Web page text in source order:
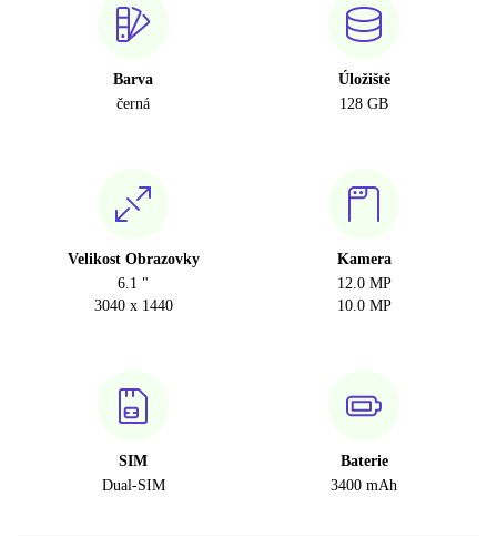
Barva
černá
Úložiště
128 GB
Velikost Obrazovky
6.1 "
3040 x 1440
Kamera
12.0 MP
10.0 MP
SIM
Dual-SIM
Baterie
3400 mAh